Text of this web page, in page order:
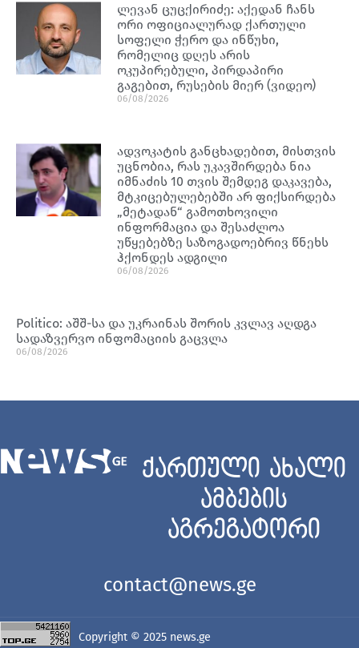
ლევან ცუცქირიძე: აქედან ჩანს
ორი ოფიციალურად ქართული
სოფელი ჭერო და ინწუხი,
რომელიც დღეს არის
ოკუპირებული, პირდაპირი
გაგებით, რუსების მიერ (ვიდეო)
06/08/2026
ადვოკატის განცხადებით, მისთვის
უცნობია, რას უკავშირდება ნია
იმნაძის 10 თვის შემდეგ დაკავება,
მტკიცებულებებში არ ფიქსირდება
„მეტადან“ გამოთხოვილი
ინფორმაცია და შესაძლოა
უწყებებზე საზოგადოებრივ წნეხს
ჰქონდეს ადგილი
06/08/2026
Politico: აშშ-სა და უკრაინას შორის კვლავ აღდგა
სადაზვერვო ინფომაციის გაცვლა
06/08/2026
ქართული ახალი
ამბების
აგრეგატორი
contact@news.ge
Copyright © 2025 news.ge